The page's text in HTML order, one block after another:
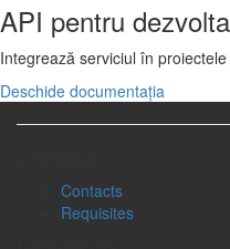
API pentru
Integrează serviciul în
Deschide documentația
Contacts
Requisites